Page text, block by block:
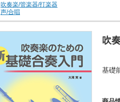
吹奏楽/管楽器/打楽器
声/合唱
吹
基礎